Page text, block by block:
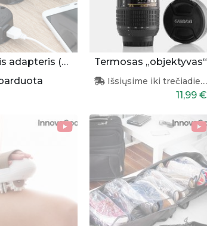
Kelioninis adapteris (universalus)
Termosas „objektyvas“
Išsiųsime iki trečiadienio
11,99 €